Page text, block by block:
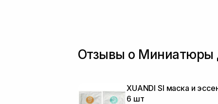
Отзывы о Миниатюры
XUANDI SI маска и
6 шт